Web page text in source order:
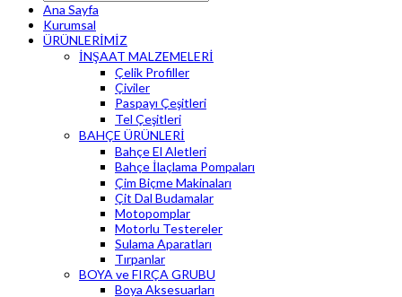
Ana Sayfa
Kurumsal
ÜRÜNLERİMİZ
İNŞAAT MALZEMELERİ
Çelik Profiller
Çiviler
Paspayı Çeşitleri
Tel Çeşitleri
BAHÇE ÜRÜNLERİ
Bahçe El Aletleri
Bahçe İlaçlama Pompaları
Çim Biçme Makinaları
Çit Dal Budamalar
Motopomplar
Motorlu Testereler
Sulama Aparatları
Tırpanlar
BOYA ve FIRÇA GRUBU
Boya Aksesuarları